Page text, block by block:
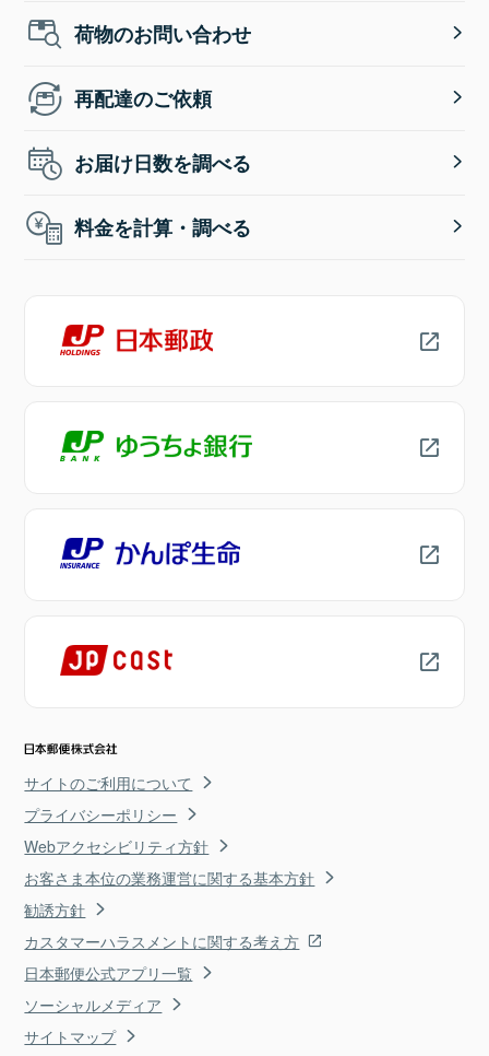
荷物のお問い合わせ
再配達のご依頼
お届け日数を調べる
料金を計算・調べる
サイトのご利用について
プライバシーポリシー
Webアクセシビリティ方針
お客さま本位の業務運営に関する基本方針
勧誘方針
カスタマーハラスメントに関する考え方
日本郵便公式アプリ一覧
ソーシャルメディア
サイトマップ